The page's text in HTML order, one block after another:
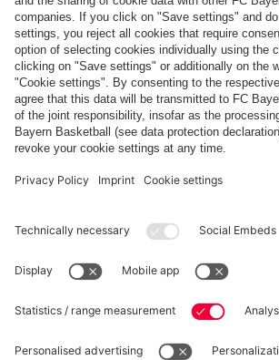
Pagamento e consegna
FC Bayern Store App
RECESSO
Privacy
Impostazioni dei cookie